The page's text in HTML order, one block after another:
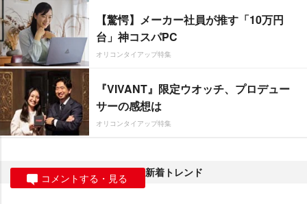
【驚愕】メーカー社員が推す「10万円
台」神コスパPC
オリコンタイアップ特集
『VIVANT』限定ウオッチ、プロデュー
サーの感想は
オリコンタイアップ特集
コメントする・見る 新着トレンド